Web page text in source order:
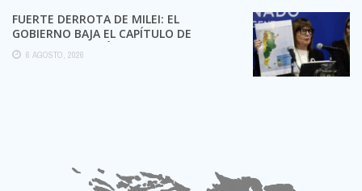
FUERTE DERROTA DE MILEI: EL
GOBIERNO BAJA EL CAPÍTULO DE
EXTRANJERIZACIÓN DE TIERRAS
6 AGOSTO, 2026